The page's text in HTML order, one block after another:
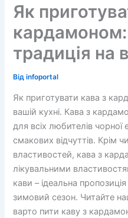
Як
кардамоном:
традиція на
Відinfoportal
Як приготувати кава з
вашій кухні. Кава з
для всіх любителів чорної
смакових відчуттів. Крім
властивостей, кава з
лікувальними
кави – ідеальна
зимовий сезон. Читайте
варто пити каву з